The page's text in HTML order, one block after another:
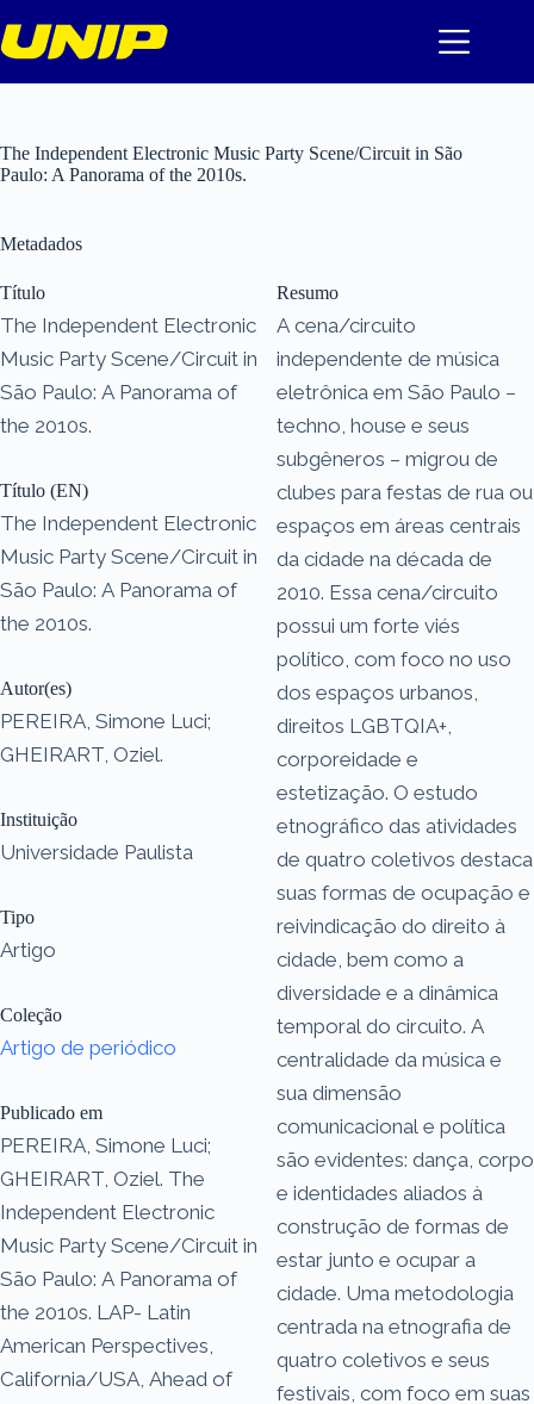
para
o
The Independent Electronic Music Party Scene/Circuit in São
Paulo: A Panorama of the 2010s.
Metadados
Título
The Independent Electronic
Music Party Scene/Circuit in
São Paulo: A Panorama of
the 2010s.
Título (EN)
The Independent Electronic
Music Party Scene/Circuit in
São Paulo: A Panorama of
the 2010s.
Autor(es)
PEREIRA, Simone Luci;
GHEIRART, Oziel.
Instituição
Universidade Paulista
Tipo
Artigo
Coleção
Artigo de periódico
Publicado em
PEREIRA, Simone Luci;
GHEIRART, Oziel. The
Independent Electronic
Music Party Scene/Circuit in
São Paulo: A Panorama of
the 2010s. LAP- Latin
American Perspectives,
California/USA, Ahead of
Resumo
A cena/circuito
independente de música
eletrônica em São Paulo –
techno, house e seus
subgêneros – migrou de
clubes para festas de rua ou
espaços em áreas centrais
da cidade na década de
2010. Essa cena/circuito
possui um forte viés
político, com foco no uso
dos espaços urbanos,
direitos LGBTQIA+,
corporeidade e
estetização. O estudo
etnográfico das atividades
de quatro coletivos destaca
suas formas de ocupação e
reivindicação do direito à
cidade, bem como a
diversidade e a dinâmica
temporal do circuito. A
centralidade da música e
sua dimensão
comunicacional e política
são evidentes: dança, corpo
e identidades aliados à
construção de formas de
estar junto e ocupar a
cidade. Uma metodologia
centrada na etnografia de
quatro coletivos e seus
festivais, com foco em suas